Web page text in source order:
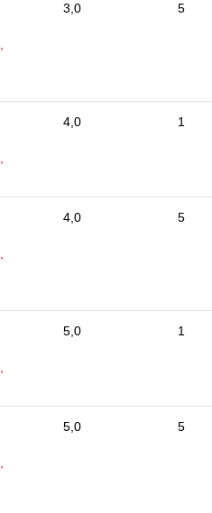
3,0 5
4,0 1
4,0 5
5,0 1
5,0 5